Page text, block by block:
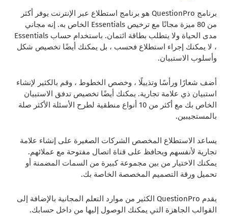
برنامج QuestionPro هو برنامج استطلاع عبر الإنترنت يوفر أكثر
من 80 ميزة مجانًا مع ترخيص Essentials الخاص به. إنه مجاني
مدى الحياة ولا يتطلب بطاقة ائتمان. باستخدام حساب Essentials
، لا يمكنك إجراء استطلاع فحسب ، بل يمكنك أيضًا تخصيص شكل
وأسلوب الاستبيان.
أضف شعارًا ورأسًا وتذييلًا ، وخصص الخطوط ، وقم بالكثير لإنشاء
استبيان ذي علامة تجارية. يمكنك أيضًا تخصيص تدفق الاستبيان
الخاص بك مع أكثر من 10 أنواع منطقية لطرح الأسئلة الأكثر صلة
بالمستجيبين.
يساعد الاستطلاع المخصص الشركات الصغيرة على إنشاء علامة
تجارية لأنفسهم ويحافظ على قناة اتصال مفتوحة مع عملائهم.
يمكنك الاختيار من بين مجموعة كبيرة من السمات المضمنة أو
تحميل ورقة التصميم المخصصة الخاصة بك.
يقدم QuestionPro الكثير من موارد التعلم المجانية بالإضافة إلى
القوالب الجاهزة التي يمكنك الوصول إليها من داخل حسابك.